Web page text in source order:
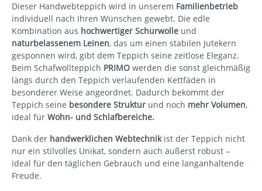
Dieser Handwebteppich wird in unserem Familienbetrieb
individuell nach Ihren Wünschen gewebt. Die edle
Kombination aus hochwertiger Schurwolle und
naturbelassenem Leinen, das um einen stabilen Jutekern
gesponnen wird, gibt dem Teppich seine zeitlose Eleganz.
Beim Schafwollteppich PRIMO werden die sonst gleichmäßig
längs durch den Teppich verlaufenden Kettfäden in
besonderer Weise angeordnet. Dadurch bekommt der
Teppich seine besondere Struktur und noch mehr Volumen,
ideal für Wohn- und Schlafbereiche.
Dank der handwerklichen Webtechnikist der Teppich nicht
nur ein stilvolles Unikat, sondern auch äußerst robust –
ideal für den täglichen Gebrauch und eine langanhaltende
Freude.